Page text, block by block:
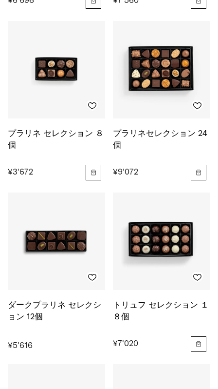
プラリネ セレクション ８
個
¥3'672
プラリネセレクション 24
個
¥9'072
ダークプラリネ セレクシ
ョン 12個
¥5'616
トリュフ セレクション １
８個
¥7'020